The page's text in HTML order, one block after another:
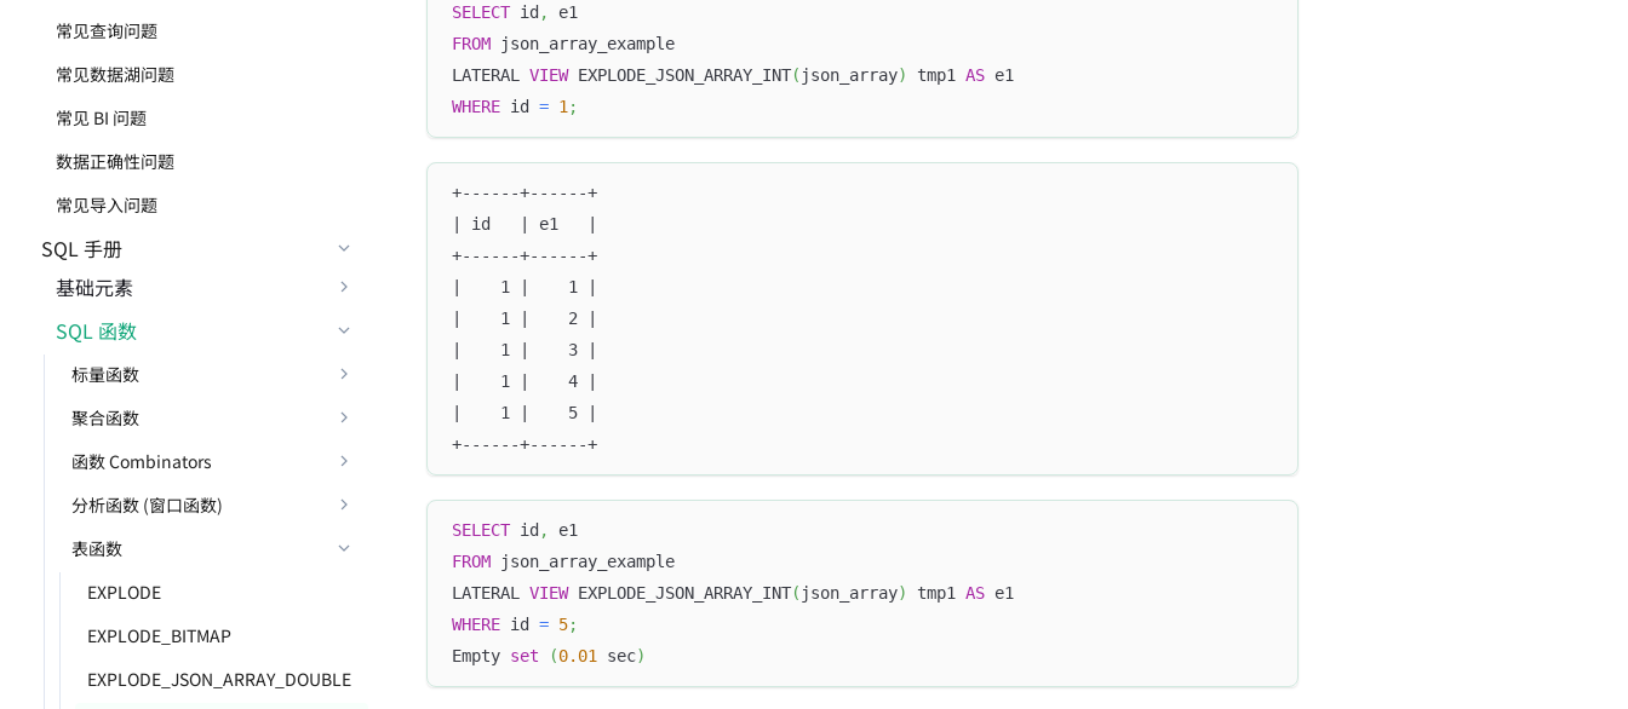
常见查询问题
常见数据湖问题
常见 BI 问题
数据正确性问题
常见导入问题
SQL 手册
基础元素
SQL 函数
标量函数
聚合函数
函数 Combinators
分析函数 (窗口函数)
表函数
EXPLODE
EXPLODE_BITMAP
EXPLODE_JSON_ARRAY_DOUBLE
SELECT id ,
e1
FROM json_array_example
LATERAL VIEW EXPLODE_JSON_ARRAY_INT( json_array) tmp1 AS e1
WHERE id = 1 ;
+------+------+
| id   | e1   |
+------+------+
|    1 |    1 |
|    1 |    2 |
|    1 |    3 |
|    1 |    4 |
|    1 |    5 |
+------+------+
SELECT id ,
e1
FROM json_array_example
LATERAL VIEW EXPLODE_JSON_ARRAY_INT( json_array) tmp1 AS e1
WHERE id = 5;
Empty set (0.01 sec)